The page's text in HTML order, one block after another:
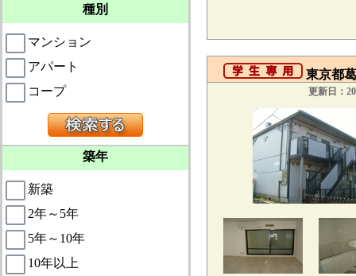
種別
マンション
アパート
コープ
築年
新築
2年～5年
5年～10年
10年以上
東京都
更新日：